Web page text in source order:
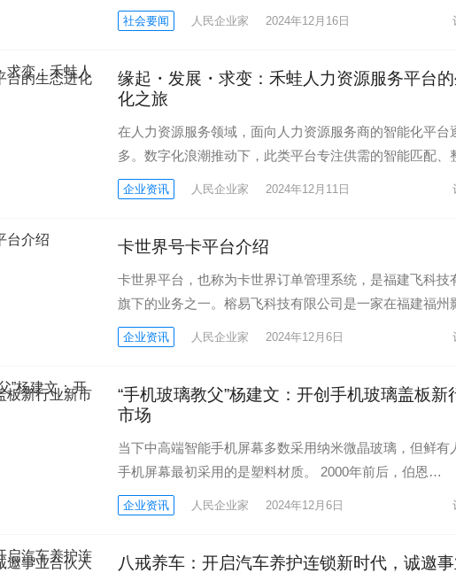
社会要闻 人民企业家 2024年12月16日
缘起・发展・求变：禾蛙人力资源服务平台
化之旅
在人力资源服务领域，面向人力资源服务商的智能化平台
多。数字化浪潮推动下，此类平台专注供需的智能匹配
企业资讯 人民企业家 2024年12月11日
卡世界号卡平台介绍
卡世界平台，也称为卡世界订单管理系统，是福建飞科技
旗下的业务之一。榕易飞科技有限公司是一家在福建福
企业资讯 人民企业家 2024年12月6日
“手机玻璃教父”杨建文：开创手机玻璃盖板新
市场
当下中高端智能手机屏幕多数采用纳米微晶玻璃，但鲜有
手机屏幕最初采用的是塑料材质。 2000年前后，伯恩…
企业资讯 人民企业家 2024年12月6日
八戒养车：开启汽车养护连锁新时代，诚邀